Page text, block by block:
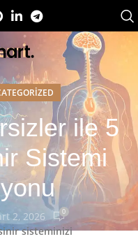
ile 5
Sistemi
2, 2026 0
sisteminizi